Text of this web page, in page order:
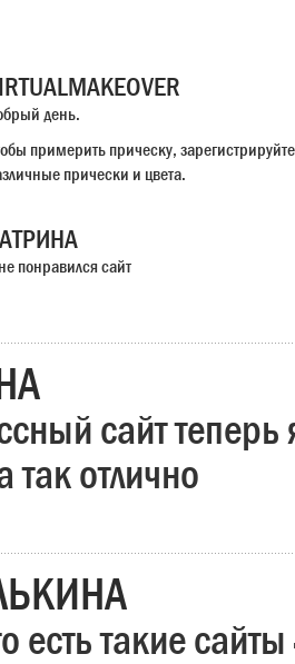
день.
примерить прическу,
прически и цвета.
понравился сайт
сайт теперь
так отлично
есть такие сайты